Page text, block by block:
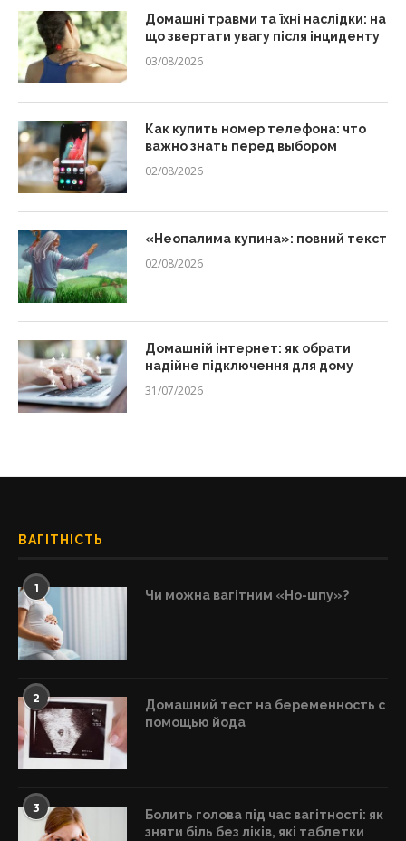
Домашні травми та їхні наслідки: на
що звертати увагу після інциденту
03/08/2026
Как купить номер телефона: что
важно знать перед выбором
02/08/2026
«Неопалима купина»: повний текст
02/08/2026
Домашній інтернет: як обрати
надійне підключення для дому
31/07/2026
ВАГІТНІСТЬ
1 Чи можна вагітним «Но-шпу»?
2
Домашний тест на беременность с
помощью йода
3
Болить голова під час вагітності: як
зняти біль без ліків, які таблетки